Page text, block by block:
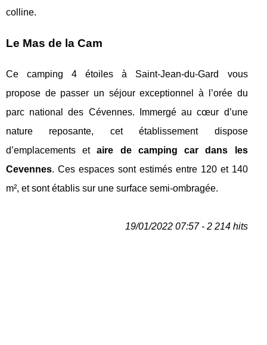
colline.
Le Mas de la Cam
Ce camping 4 étoiles à Saint-Jean-du-Gard vous
propose de passer un séjour exceptionnel à l’orée du
parc national des Cévennes. Immergé au cœur d’une
nature reposante, cet établissement dispose
d’emplacements etaire de camping car dans les
Cevennes. Ces espaces sont estimés entre 120 et 140
m², et sont établis sur une surface semi-ombragée.
19/01/2022 07:57 - 2 214 hits